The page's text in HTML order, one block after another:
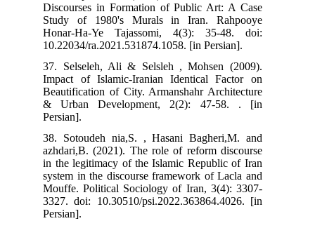
Discourses in Formation of Public Art: A Case
Study of 1980's Murals in Iran. Rahpooye
Honar-Ha-Ye Tajassomi, 4(3): 35-48. doi:
10.22034/ra.2021.531874.1058. [in Persian].
37. Selseleh, Ali & Selsleh , Mohsen (2009).
Impact of Islamic-Iranian Identical Factor on
Beautification of City. Armanshahr Architecture
& Urban Development, 2(2): 47-58. . [in
38. Sotoudeh nia,S. , Hasani Bagheri,M. and
azhdari,B. (2021). The role of reform discourse
in the legitimacy of the Islamic Republic of Iran
system in the discourse framework of Lacla and
Mouffe. Political Sociology of Iran, 3(4): 3307-
3327. doi: 10.30510/psi.2022.363864.4026. [in